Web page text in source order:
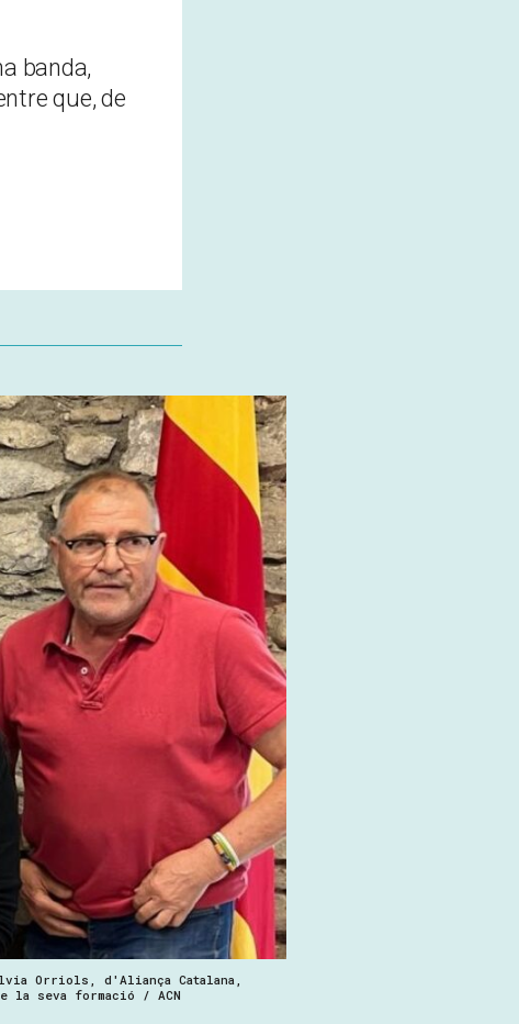
banda,
que, de
Orriols, d'Aliança Catalana,
la seva formació / ACN